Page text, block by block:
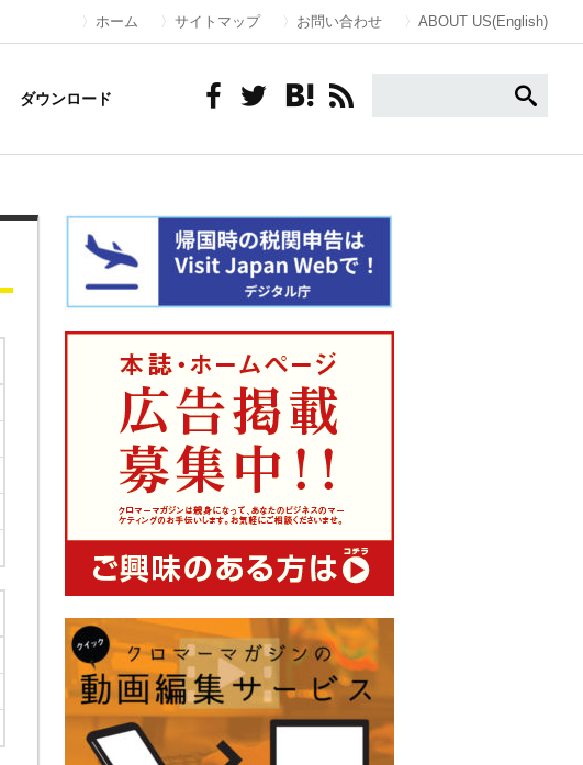
ホーム サイトマップ お問い合わせ ABOUT US(English)
ダウンロード